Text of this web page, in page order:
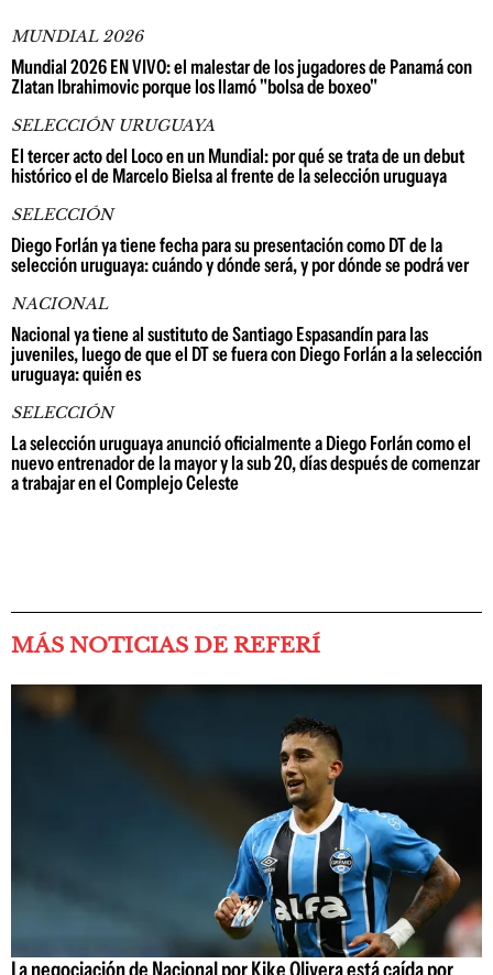
MUNDIAL 2026
Mundial 2026 EN VIVO: el malestar de los jugadores de Panamá con
Zlatan Ibrahimovic porque los llamó "bolsa de boxeo"
SELECCIÓN URUGUAYA
El tercer acto del Loco en un Mundial: por qué se trata de un debut
histórico el de Marcelo Bielsa al frente de la selección uruguaya
SELECCIÓN
Diego Forlán ya tiene fecha para su presentación como DT de la
selección uruguaya: cuándo y dónde será, y por dónde se podrá ver
NACIONAL
Nacional ya tiene al sustituto de Santiago Espasandín para las
juveniles, luego de que el DT se fuera con Diego Forlán a la selección
uruguaya: quién es
SELECCIÓN
La selección uruguaya anunció oficialmente a Diego Forlán como el
nuevo entrenador de la mayor y la sub 20, días después de comenzar
a trabajar en el Complejo Celeste
MÁS NOTICIAS DE REFERÍ